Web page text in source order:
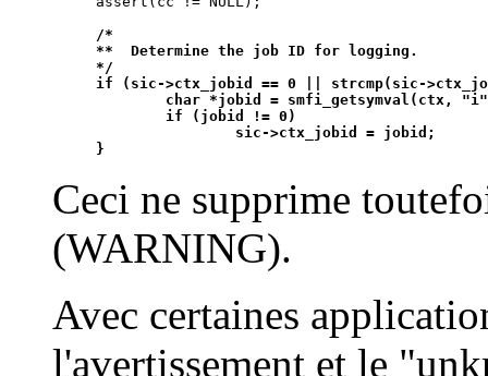
/*
**  Determine the job ID for logging.
*/
if (sic->ctx_jobid == 0 || strcmp(sic-
}
Ceci ne supprime
(WARNING).
Avec certaines
l'avertissement et le